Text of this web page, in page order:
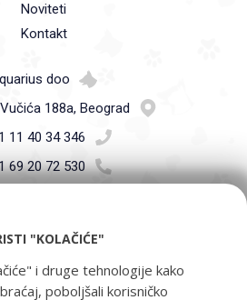
Noviteti
Kontakt
doo
188a, Beograd
11 40 34 346
69 20 72 530
"KOLAČIĆE"
i druge tehnologije kako
poboljšali korisničko